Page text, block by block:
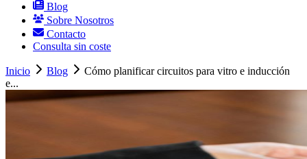
Blog
Sobre Nosotros
Contacto
Consulta sin coste
Inicio Blog
Cómo planificar circuitos para vitro e inducción
e...